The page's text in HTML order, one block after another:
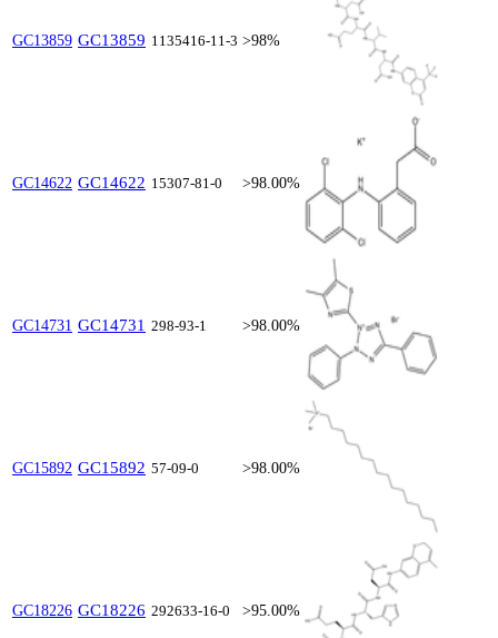
GC13859 GC13859 1135416-11-3 >98%
GC14622 GC14622 15307-81-0 >98.00%
GC14731 GC14731 298-93-1 >98.00%
GC15892 GC15892 57-09-0 >98.00%
GC18226 GC18226 292633-16-0 >95.00%